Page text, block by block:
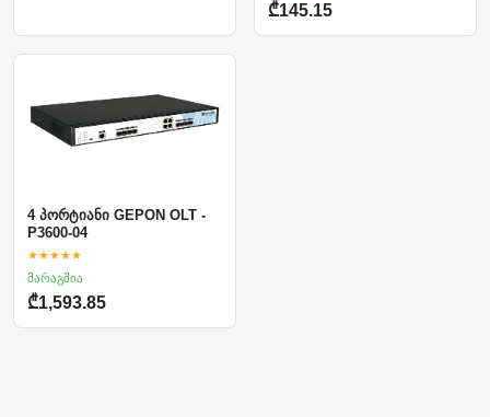
₾145.15
4 პორტიანი GEPON OLT -
P3600-04
★★★★★
მარაგშია
₾1,593.85